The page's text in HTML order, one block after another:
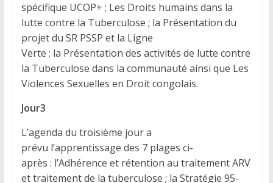
spécifique UCOP+ ; Les Droits humains dans la
lutte contre la Tuberculose ; la Présentation du
projet du SR PSSP et la Ligne
Verte ; la Présentation des activités de lutte contre
la Tuberculose dans la communauté ainsi que Les
Violences Sexuelles en Droit congolais.
Jour3
L’agenda du troisième jour a
prévu l’apprentissage des 7 plages ci-
après : l’Adhérence et rétention au traitement ARV
et traitement de la tuberculose ; la Stratégie 95-